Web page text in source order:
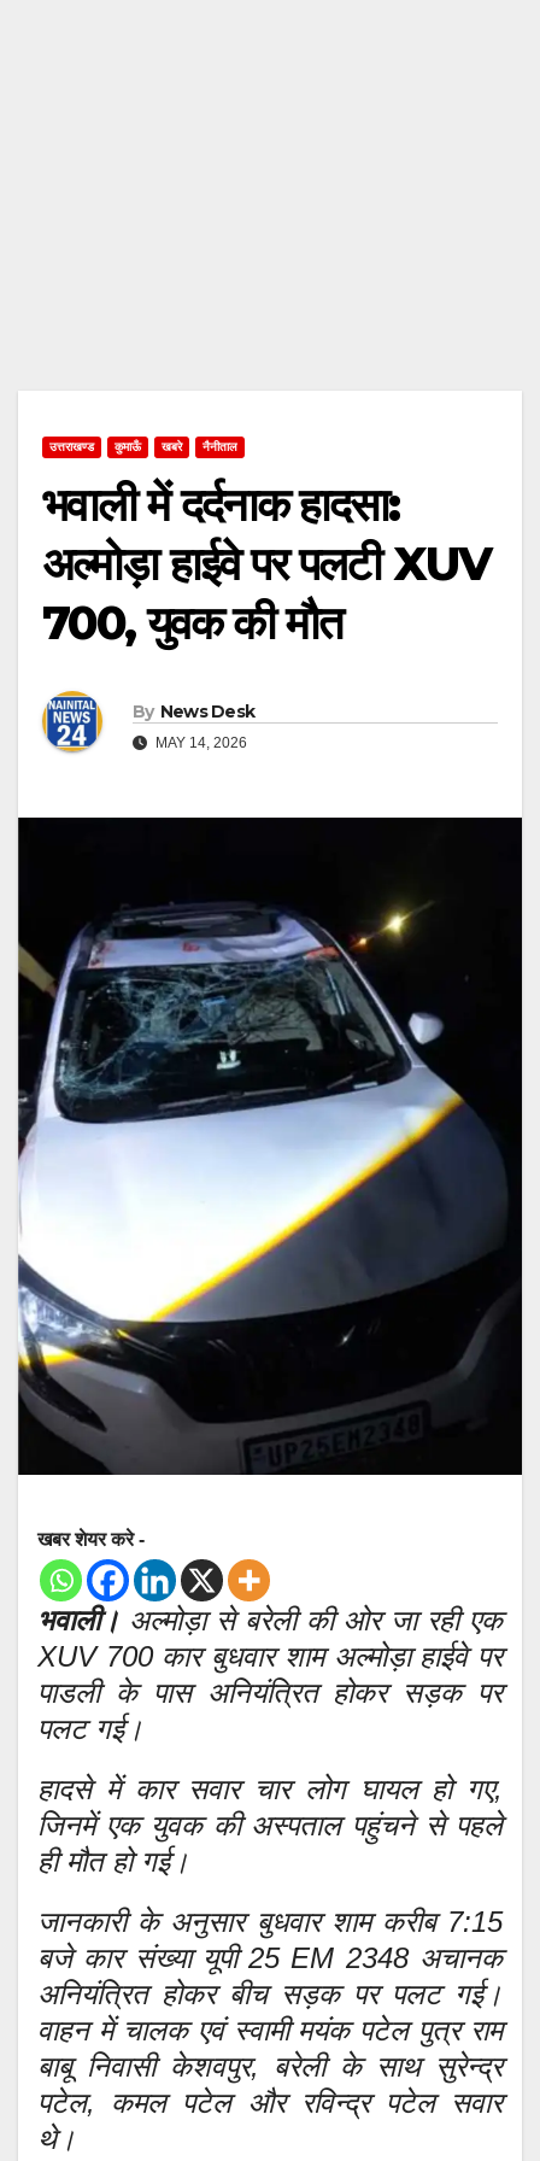
उत्तराखण्ड कुमाऊँ खबरे नैनीताल
भवाली में दर्दनाक हादसा:
अल्मोड़ा हाईवे पर पलटी XUV
700, युवक की मौत
By News Desk
MAY 14, 2026
खबर शेयर करे -
भवाली। अल्मोड़ा से बरेली की ओर जा रही एक
XUV 700 कार बुधवार शाम अल्मोड़ा हाईवे पर
पाडली के पास अनियंत्रित होकर सड़क पर
पलट गई।
हादसे में कार सवार चार लोग घायल हो गए,
जिनमें एक युवक की अस्पताल पहुंचने से पहले
ही मौत हो गई।
जानकारी के अनुसार बुधवार शाम करीब 7:15
बजे कार संख्या यूपी 25 EM 2348 अचानक
अनियंत्रित होकर बीच सड़क पर पलट गई।
वाहन में चालक एवं स्वामी मयंक पटेल पुत्र राम
बाबू निवासी केशवपुर, बरेली के साथ सुरेन्द्र
पटेल, कमल पटेल और रविन्द्र पटेल सवार
थे।